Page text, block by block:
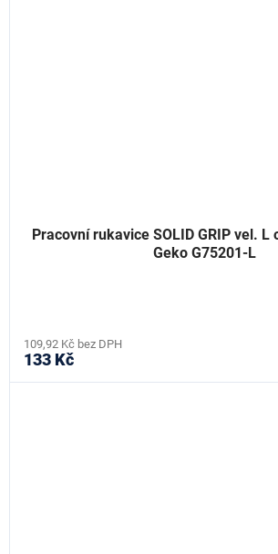
Pracovní rukavice SOLID GRIP vel. L
Geko G75201-L
109,92 Kč bez DPH
133 Kč